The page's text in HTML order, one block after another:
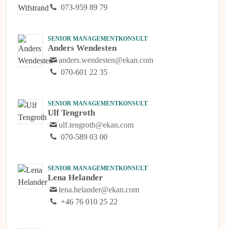
073-959 89 79
SENIOR MANAGEMENTKONSULT
Anders Wendesten
anders.wendesten@ekan.com
070-601 22 35
SENIOR MANAGEMENTKONSULT
Ulf Tengroth
ulf.tengroth@ekan.com
070-589 03 00
SENIOR MANAGEMENTKONSULT
Lena Helander
lena.helander@ekan.com
+46 76 010 25 22